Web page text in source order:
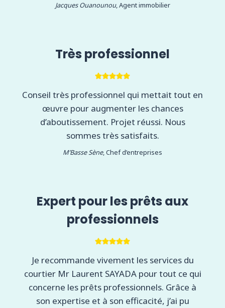
Jacques Ouanounou, Agent immobilier
Très professionnel
Conseil très professionnel qui mettait tout en
œuvre pour augmenter les chances
d’aboutissement. Projet réussi. Nous
sommes très satisfaits.
M’Basse Sène, Chef d’entreprises
Expert pour les prêts aux
professionnels
Je recommande vivement les services du
courtier Mr Laurent SAYADA pour tout ce qui
concerne les prêts professionnels. Grâce à
son expertise et à son efficacité, j’ai pu